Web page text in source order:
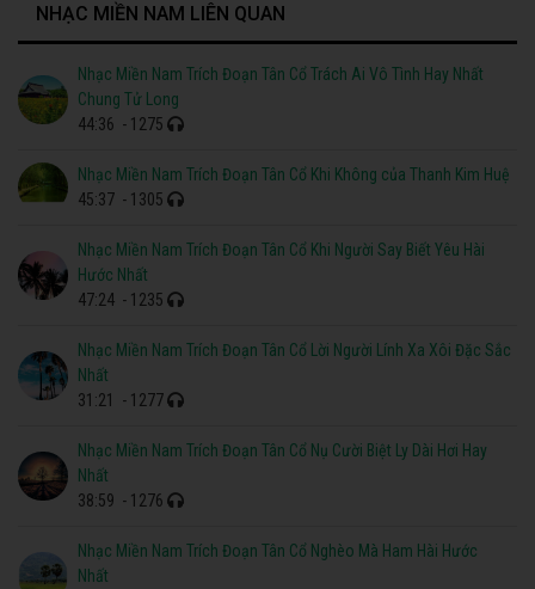
NHẠC MIỀN NAM LIÊN QUAN
Nhạc Miền Nam Trích Đoạn Tân Cổ Trách Ai Vô Tình Hay Nhất
Chung Tử Long
44:36 - 1275
Nhạc Miền Nam Trích Đoạn Tân Cổ Khi Không của Thanh Kim Huệ
45:37 - 1305
Nhạc Miền Nam Trích Đoạn Tân Cổ Khi Người Say Biết Yêu Hài
Hước Nhất
47:24 - 1235
Nhạc Miền Nam Trích Đoạn Tân Cổ Lời Người Lính Xa Xôi Đặc Sắc
Nhất
31:21
- 1277
Nhạc Miền Nam Trích Đoạn Tân Cổ Nụ Cười Biệt Ly Dài Hơi Hay
Nhất
38:59 - 1276
Nhạc Miền Nam Trích Đoạn Tân Cổ Nghèo Mà Ham Hài Hước
Nhất